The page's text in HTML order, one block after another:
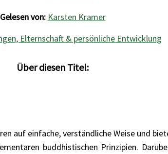
Gelesen von: Karsten Kramer
Elternschaft & persönliche Entwicklung
Über diesen Titel:
auf einfache, verständliche Weise und
buddhistischen Prinzipien.